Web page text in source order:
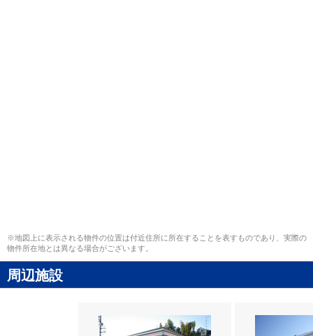
※地図上に表示される物件の位置は付近住所に所在することを表すものであり、実際の
物件所在地とは異なる場合がございます。
周辺施設